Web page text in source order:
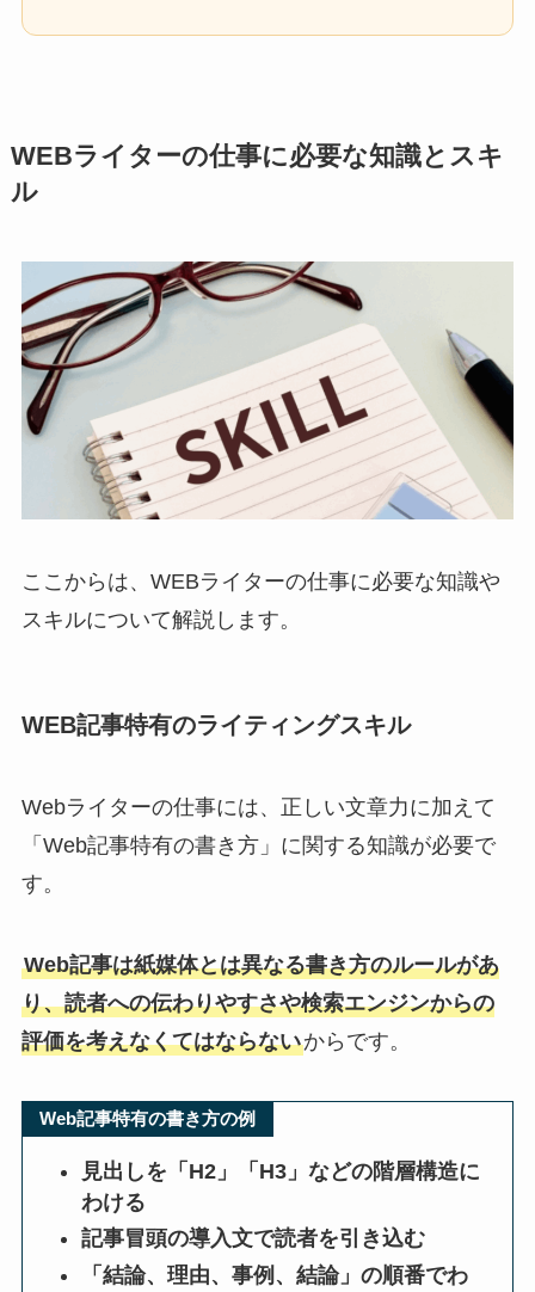
WEBライターの仕事に必要な知識とスキ
ル
ここからは、WEBライターの仕事に必要な知識や
スキルについて解説します。
WEB記事特有のライティングスキル
Webライターの仕事には、正しい文章力に加えて
「Web記事特有の書き方」に関する知識が必要で
す。
Web記事は紙媒体とは異なる書き方のルールがあ
り、読者への伝わりやすさや検索エンジンからの
評価を考えなくてはならないからです。
Web記事特有の書き方の例
見出しを「H2」「H3」などの階層構造に
わける
記事冒頭の導入文で読者を引き込む
「結論、理由、事例、結論」の順番でわ